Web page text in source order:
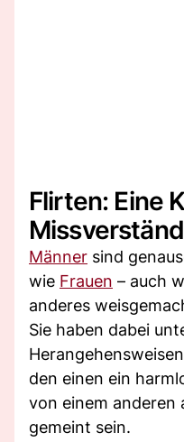
Flirten: Eine
Männer sind
wie Frauen – auch
anderes
Sie haben dabei
den einen ein
von einem anderen
gemeint sein.